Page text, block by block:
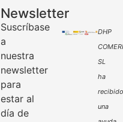
Newsletter
Suscríbase
a
nuestra
newsletter
para
estar al
día de
DHP
SL
ha
recibido
una